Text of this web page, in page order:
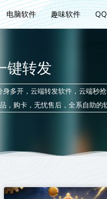
电脑软件 趣味软件
键转发
多开，云端转发软件，云端秒
购卡，无忧售后，全系自助的